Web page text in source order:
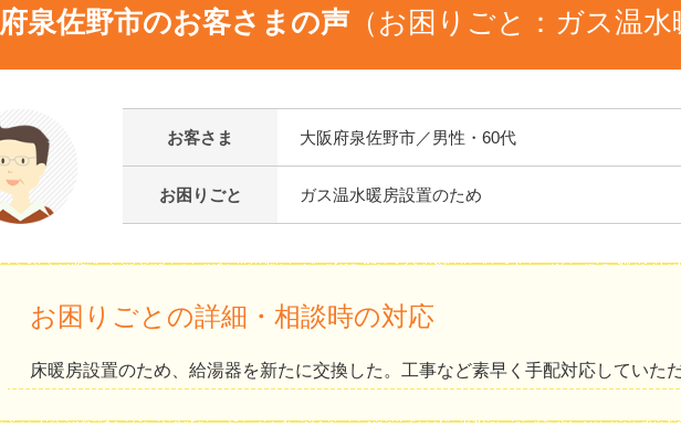
泉佐野市のお客さまの声 （お困りごと：ガス温
お客さま 大阪府泉佐野市／男性・60代
お困りごと ガス温水暖房設置のため
お困りごとの詳細・相談時の対応
床暖房設置のため、給湯器を新たに交換した。工事など素早く手配対応していた